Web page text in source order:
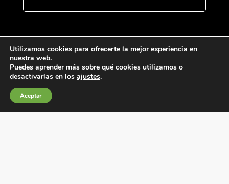
Utilizamos cookies para ofrecerte la mejor experiencia en
nuestra web.
Puedes aprender más sobre qué cookies utilizamos o
desactivarlas en los ajustes.
Aceptar